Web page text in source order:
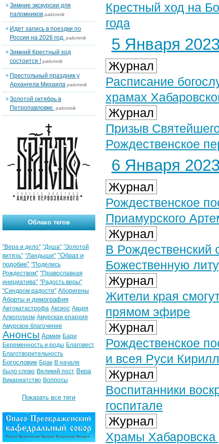
Крестный ход на
года
5 Января 2023
Журнал
Расписание
храмах
Журнал
Призыв
Рождественское
6 Января 2023
Журнал
Рождественское
Приамурского
Журнал
В Рождественский
Божественную
Журнал
Жители края
прямом эфире
Журнал
Рождественское
и всея Руси
Журнал
Воспитанники
госпитале
Журнал
Храмы Хабаровска
Зимние экскурсии для
паломников palomnik
Идет запись в поездки по
России на 2026 год. palomnik
Зимний Крестный ход
состоится ! palomnik
Престольный праздник у
Архангела Михаила palomnik
Золотой октябрь в
Петропавловке. palomnik
Облако тегов
"Вера и дело" "Душа" "Золотой
витязь" "Ландыши" "Образ и
подобие" "Поделись
Рождеством" "Православная
инициатива" "Радость веры"
"Синдром радости" Аборигены
Аборты и демография
Автокатастрофа Аксиос Акция
Алкоголизм Амурская епархия
Амурское благочиние
Анонсы Армия Бари
Беременность и роды Благовест
Благотворительность
Богословие Брак В начале
было слово Великий пост Вера
Викариатство Вопросы
Показать все теги